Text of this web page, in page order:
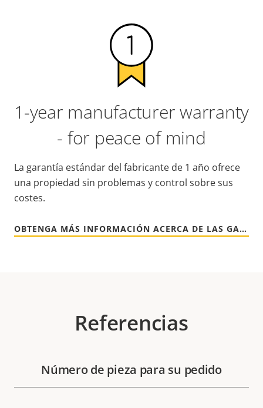
1-year manufacturer warranty
- for peace of mind
La garantía estándar del fabricante de 1 año ofrece
una propiedad sin problemas y control sobre sus
costes.
OBTENGA MÁS INFORMACIÓN ACERCA DE LAS GARANTÍAS DE AXIS
Referencias
Número de pieza para su pedido